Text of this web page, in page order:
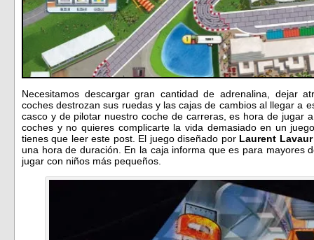
Necesitamos descargar gran cantidad de adrenalina, dejar
coches destrozan sus ruedas y las cajas de cambios al llegar a
casco y de pilotar nuestro coche de carreras, es hora de jugar a
coches y no quieres complicarte la vida demasiado en un
tienes que leer este post. El juego diseñado por Laurent
una hora de duración. En la caja informa que es para mayores
jugar con niños más pequeños.